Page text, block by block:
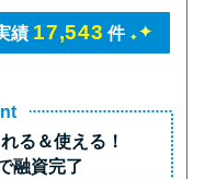
績 17,543 件
る＆使える！
融資完了